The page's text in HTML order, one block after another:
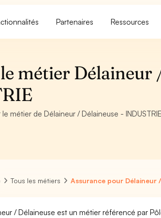
Partenaires Ressources
métier Délaineur
métier de Délaineur / Délaineuse -
Tous les métiers Assurance pour Délaineur
/ Délaineuse est un métier référencé par